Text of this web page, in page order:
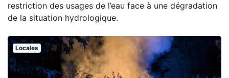
restriction des usages de l’eau face à une dégradation
de la situation hydrologique.
Locales